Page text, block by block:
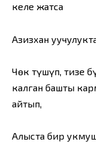
келе жатса
Азизхан
Чөк түшүп, тизе
калган башты
айтып,
Алыста бир